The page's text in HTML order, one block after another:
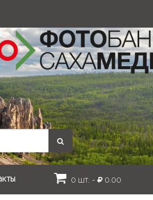
0 шт. - 0.00